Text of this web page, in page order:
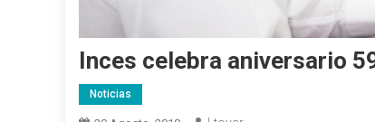
Inces celebra aniversario
Noticias